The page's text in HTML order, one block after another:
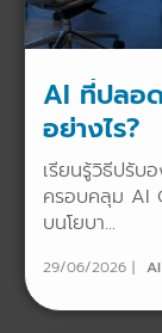
AI ที่ปลอ
อย่างไร?
เรียนรู้วิธีปรับ
ครอบคลุม AI
บนโยบา...
29/06/2026